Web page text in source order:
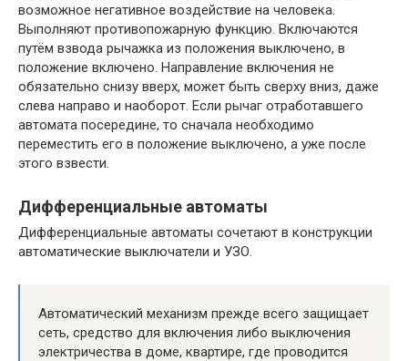
возможное негативное воздействие на человека.
Выполняют противопожарную функцию. Включаются
путём взвода рычажка из положения выключено, в
положение включено. Направление включения не
обязательно снизу вверх, может быть сверху вниз, даже
слева направо и наоборот. Если рычаг отработавшего
автомата посередине, то сначала необходимо
переместить его в положение выключено, а уже после
этого взвести.
Дифференциальные автоматы
Дифференциальные автоматы сочетают в конструкции
автоматические выключатели и УЗО.
Автоматический механизм прежде всего защищает
сеть, средство для включения либо выключения
электричества в доме, квартире, где проводится